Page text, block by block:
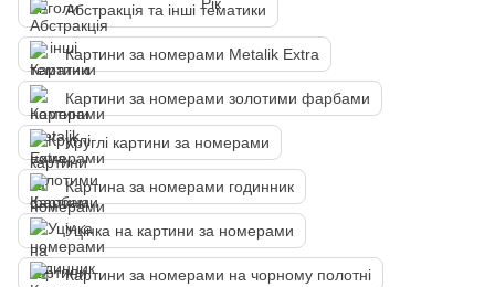
Абстракція та інші тематики
Картини за номерами Metalik Extra
Картини за номерами золотими фарбами
Круглі картини за номерами
Картина за номерами годинник
Уцінка на картини за номерами
Картини за номерами на чорному полотні